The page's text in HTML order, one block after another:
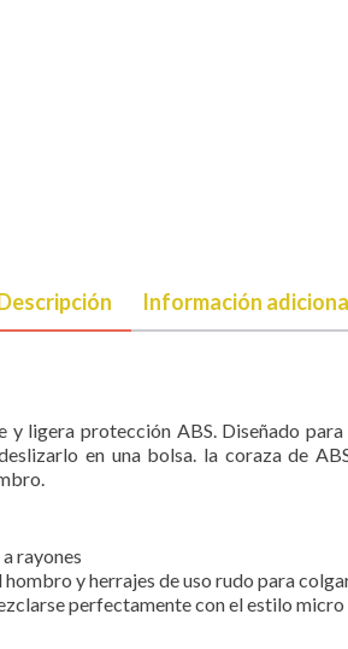
Información
ligera protección ABS. Diseñado
en una bolsa. la coraza de
rayones
y herrajes de uso rudo para
perfectamente con el estilo micro